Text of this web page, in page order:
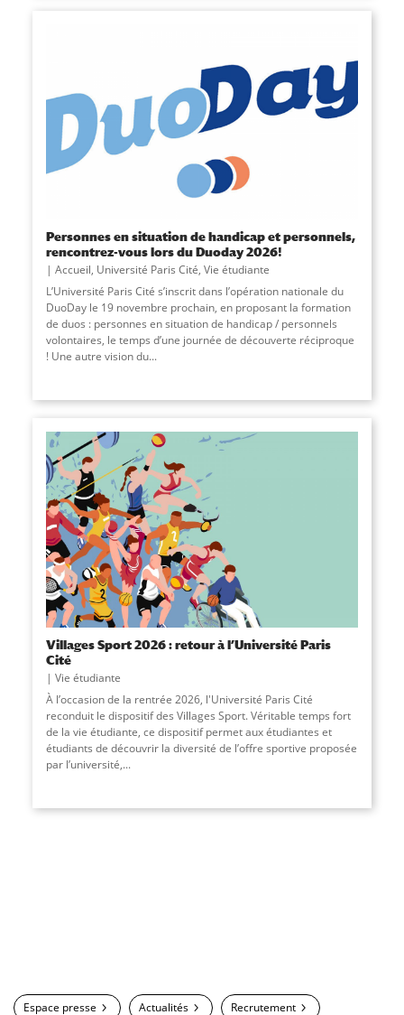
Personnes en situation de handicap et personnels,
rencontrez-vous lors du Duoday 2026!
Accueil, Université Paris Cité, Vie étudiante
L’Université Paris Cité s’inscrit dans l’opération nationale du
DuoDay le 19 novembre prochain, en proposant la formation
de duos : personnes en situation de handicap / personnels
volontaires, le temps d’une journée de découverte réciproque
! Une autre vision du...
Villages Sport 2026 : retour à l’Université Paris
Cité
Vie étudiante
À l’occasion de la rentrée 2026, l'Université Paris Cité
reconduit le dispositif des Villages Sport. Véritable temps fort
de la vie étudiante, ce dispositif permet aux étudiantes et
étudiants de découvrir la diversité de l’offre sportive proposée
par l’université,...
Espace presse Actualités Recrutement